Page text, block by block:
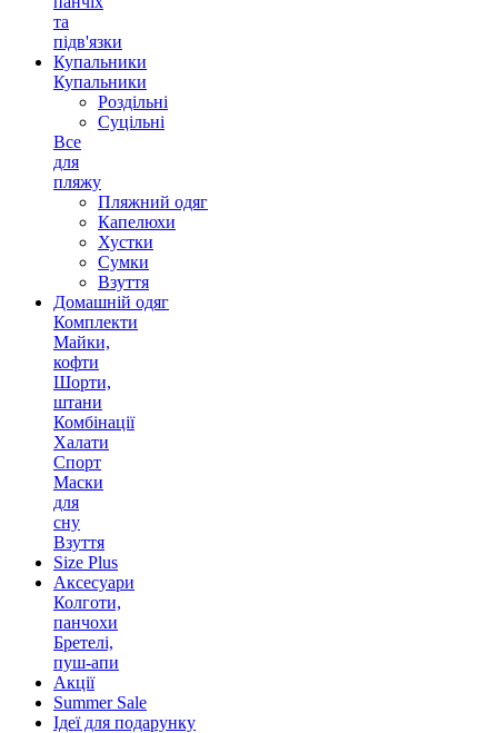
та
підв'язки
Купальники
Купальники
Роздільні
Суцільні
Все
для
пляжу
Пляжний одяг
Капелюхи
Хустки
Сумки
Взуття
Домашній одяг
Комплекти
Майки,
кофти
Шорти,
штани
Комбінації
Халати
Спорт
Маски
для
сну
Взуття
Size Plus
Аксесуари
Колготи,
панчохи
Бретелі,
пуш-апи
Акції
Summer Sale
Ідеї для подарунку